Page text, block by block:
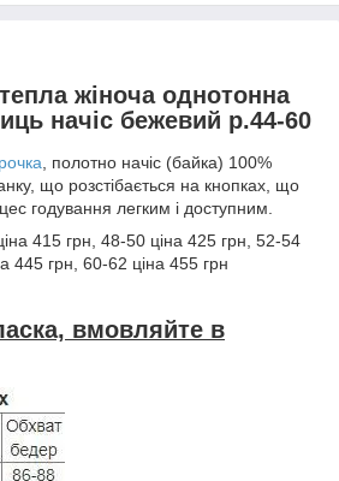
жіноча однотонна
начіс бежевий р.44-60
, полотно начіс (байка) 100%
що розстібається на кнопках, що
годування легким і доступним.
415 грн, 48-50 ціна 425 грн, 52-54
445 грн, 60-62 ціна 455 грн
вмовляйте в